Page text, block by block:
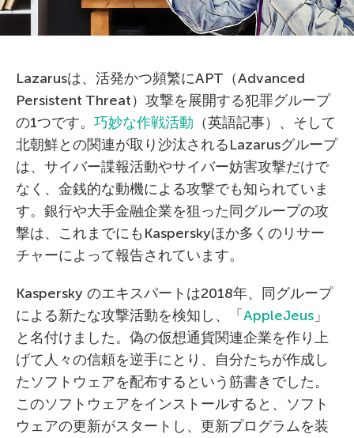
Lazarusは、活発かつ頻繁にAPT（Advanced
Persistent Threat）攻撃を展開する犯罪グループ
の1つです。 巧妙な作戦活動 （英語記事）、そして
北朝鮮との関連が取り沙汰されるLazarusグループ
は、サイバー諜報活動やサイバー妨害攻撃だけで
なく、金銭的な動機による攻撃でも知られていま
す。銀行や大手金融企業を狙った同グループの攻
撃は、これまでにもKasperskyほか多くのリサー
チャーによって報告されています。
Kaspersky のエキスパートは2018年、同グループ
による新たな攻撃活動を検知し、「 AppleJeus 」
と名付けました。偽の仮想通貨関連企業を作り上
げて人々の信頼を逆手にとり、自分たちが作成し
たソフトウェアを配布するという筋書きでした。
このソフトウェアをインストールすると、ソフト
ウェアの更新がスタートし、更新プログラムを装